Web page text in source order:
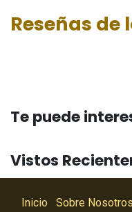
Reseñas de
Te puede
Vistos
Inicio Sobre Nosotros